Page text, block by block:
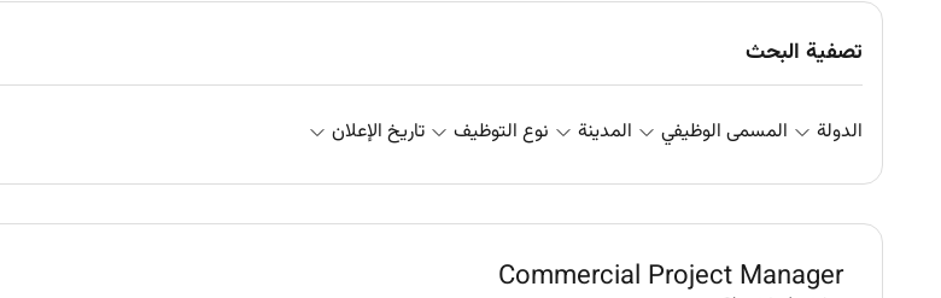
تصفية البحث
الدولة المسمى الوظيفي المدينة نوع التوظيف تاريخ الإعلان
Commercial Project Manager